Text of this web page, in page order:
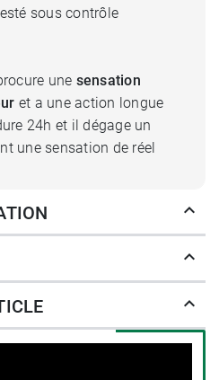
sous contrôle
une sensation
et a une action longue
24h et il dégage un
une sensation de réel
Spray
à tous les types de peau.
des aisselles
combat les mauvaises